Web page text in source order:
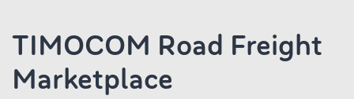
TIMOCOM Road Freight
Marketplace